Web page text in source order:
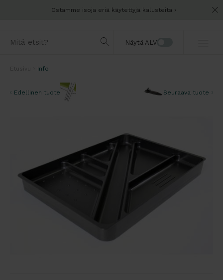
Ostamme isoja eriä käytettyjä kalusteita
Näytä ALV
Info
Edellinen tuote Seuraava tuote